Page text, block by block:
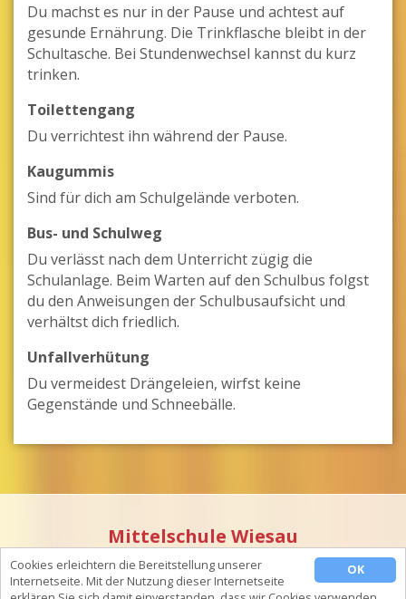
OK
Cookies erleichtern die Bereitstellung unserer
Internetseite. Mit der Nutzung dieser Internetseite
Du machst es nur in der Pause und achtest auf
gesunde Ernährung. Die Trinkflasche bleibt in der
Schultasche. Bei Stundenwechsel kannst du kurz
trinken.
Toilettengang
Du verrichtest ihn während der Pause.
Kaugummis
Sind für dich am Schulgelände verboten.
Bus- und Schulweg
Du verlässt nach dem Unterricht zügig die
Schulanlage. Beim Warten auf den Schulbus folgst
du den Anweisungen der Schulbusaufsicht und
verhältst dich friedlich.
Unfallverhütung
Du vermeidest Drängeleien, wirfst keine
Gegenstände und Schneebälle.
Mittelschule Wiesau
Schulstraße 6 •
-95676 Wiesau • Telefon: 0 96 34 / 92 21 - 0 •
Telefax: 0 96 34 / 92 21 - 15
Kontakt & Impressum|Datenschutz